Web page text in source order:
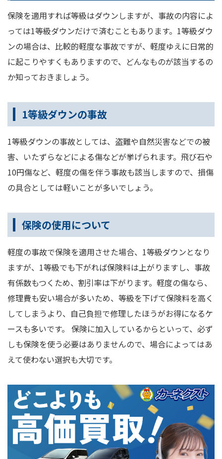
保険を適用すれば等級はダウンしますが、事故の内容によ
っては1等級ダウンだけで済むこともあります。1等級ダウ
ンの場合は、比較的軽度な事故ですが、軽度ゆえに日常的
に起こりやすくもありますので、どんなものが該当するの
か知っておきましょう。
1等級ダウンの事故
1等級ダウンの事故としては、盗難や自然災害などでの被
害、いたずらなどによる傷などが挙げられます。飛び石や
10円傷など、軽度の傷を伴う事故も該当しますので、損傷
の具合としては軽いことが多いでしょう。
保険の使用について
軽度の事故で保険を適用させた場合、1等級ダウンとなり
ますが、1等級でも下がれば保険料は上がりますし、事故
有係数もつくため、割引率は下がります。軽度の傷なら、
修理費も安い場合が多いため、等級を下げて保険料を高く
してしまうより、自己負担で修理したほうがお得になるケ
ースも多いです。 保険に加入しているからといって、必ず
しも保険を使う必要はありませんので、場合によってはあ
えて使わない選択も大切です。